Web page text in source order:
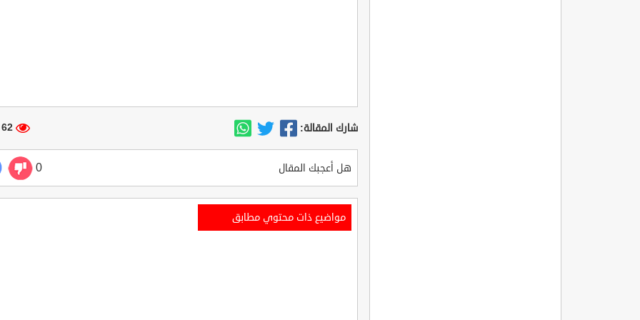
شارك المقالة: 62 مشاهدة
هل أعجبك المقال 0
مواضيع ذات محتوي مطابق